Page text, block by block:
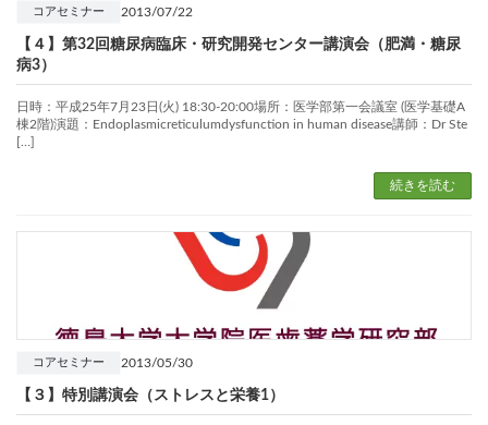
2013/07/22
コアセミナー
【４】第32回糖尿病臨床・研究開発センター講演会（肥満・糖尿
病3）
日時：平成25年7月23日(火) 18:30-20:00場所：医学部第一会議室 (医学基礎A
棟2階)演題：Endoplasmicreticulumdysfunction in human disease講師：Dr Ste
[…]
続きを読む
2013/05/30
コアセミナー
【３】特別講演会（ストレスと栄養1）